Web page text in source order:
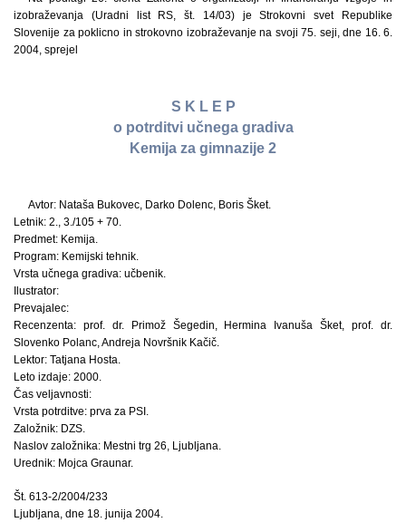
izobraževanja (Uradni list RS, št. 14/03) je Strokovni svet Republike
Slovenije za poklicno in strokovno izobraževanje na svoji 75. seji, dne 16. 6.
2004, sprejel
S K L E P
o potrditvi učnega gradiva
Kemija za gimnazije 2
Avtor: Nataša Bukovec, Darko Dolenc, Boris Šket.
Letnik: 2., 3./105 + 70.
Predmet: Kemija.
Program: Kemijski tehnik.
Vrsta učnega gradiva: učbenik.
Ilustrator:
Prevajalec:
Recenzenta: prof. dr. Primož Šegedin, Hermina Ivanuša Šket, prof. dr.
Slovenko Polanc, Andreja Novršnik Kačič.
Lektor: Tatjana Hosta.
Leto izdaje: 2000.
Čas veljavnosti:
Vrsta potrditve: prva za PSI.
Založnik: DZS.
Naslov založnika: Mestni trg 26, Ljubljana.
Urednik: Mojca Graunar.
Št. 613-2/2004/233
Ljubljana, dne 18. junija 2004.